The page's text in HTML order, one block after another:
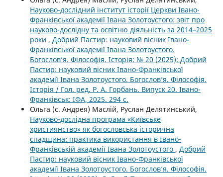
Науково-дослідний інститут історії Церкви Івано-
Франківської академії Івана Золотоустого: звіт про
науково-дослідну та освітню діяльність за 2014–2025
роки , Добрий Пастир: науковий вісник Івано-
Франківської академії Івана Золотоустого.
Богослов’я. Філософія. Історія: № 20 (2025): Добрий
Пастир: науковий вісник Івано-Франківської
академії Івана Золотоустого. Богослов’я. Філософія.
Історія / Гол. ред. Р. А. Горбань. Випуск 20. Івано-
Франківськ: ІФА, 2025. 294 с.
Ольга (с. Андрея) Маслій, Руслан Делятинський,
Науково-дослідна програма «Київське
християнство» як богословська історична
спадщина: практика використання в Івано-
Франківській академії Івана Золотоустого , Добрий
Пастир: науковий вісник Івано-Франківської
академії Івана Золотоустого. Богослов’я. Філософія.